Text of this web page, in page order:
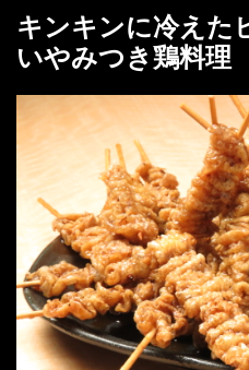
キンキンに冷えた
いやみつき鶏料理